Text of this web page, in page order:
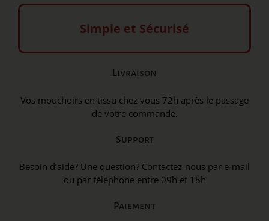
Simple et Sécurisé
Livraison
Vos mouchoirs en tissu chez vous 72h après le passage
de votre commande.
Support
Besoin d’aide? Une question? Contactez-nous par e-mail
ou par téléphone entre 09h et 18h
Paiement